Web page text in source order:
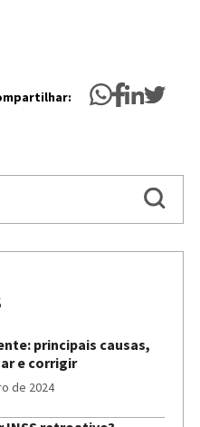
principais causas,
e corrigir
de 2024